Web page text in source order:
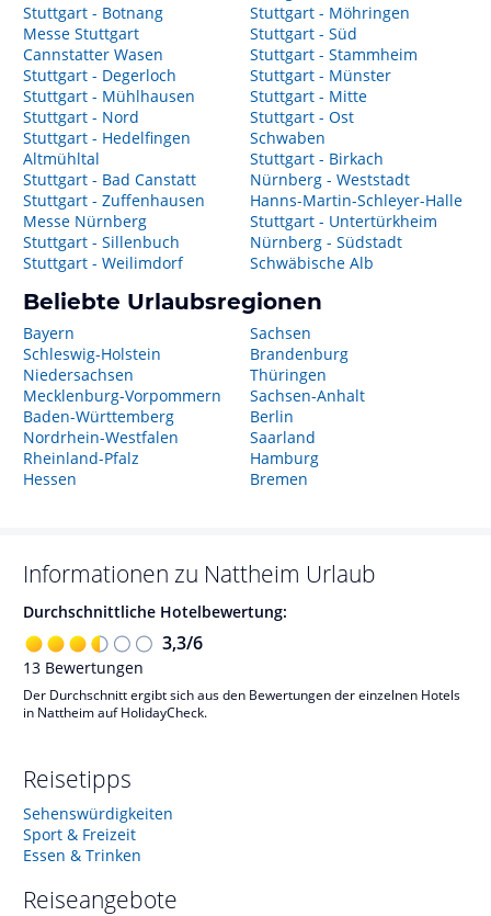
Stuttgart - Botnang
Messe Stuttgart
Cannstatter Wasen
Stuttgart - Degerloch
Stuttgart - Mühlhausen
Stuttgart - Nord
Stuttgart - Hedelfingen
Altmühltal
Stuttgart - Bad Canstatt
Stuttgart - Zuffenhausen
Messe Nürnberg
Stuttgart - Sillenbuch
Stuttgart - Weilimdorf
Stuttgart - Möhringen
Stuttgart - Süd
Stuttgart - Stammheim
Stuttgart - Münster
Stuttgart - Mitte
Stuttgart - Ost
Schwaben
Stuttgart - Birkach
Nürnberg - Weststadt
Hanns-Martin-Schleyer-Halle
Stuttgart - Untertürkheim
Nürnberg - Südstadt
Schwäbische Alb
Beliebte Urlaubsregionen
Bayern
Schleswig-Holstein
Niedersachsen
Mecklenburg-Vorpommern
Baden-Württemberg
Nordrhein-Westfalen
Rheinland-Pfalz
Hessen
Sachsen
Brandenburg
Thüringen
Sachsen-Anhalt
Berlin
Saarland
Hamburg
Bremen
Informationen zu Nattheim Urlaub
Durchschnittliche Hotelbewertung:
3,3/6
13 Bewertungen
Der Durchschnitt ergibt sich aus den Bewertungen der einzelnen Hotels
in Nattheim auf HolidayCheck.
Reisetipps
Sehenswürdigkeiten
Sport & Freizeit
Essen & Trinken
Reiseangebote